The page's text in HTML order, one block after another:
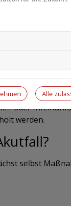
Erkrankungen
eine solche
oder
werden.
selbst
Alle